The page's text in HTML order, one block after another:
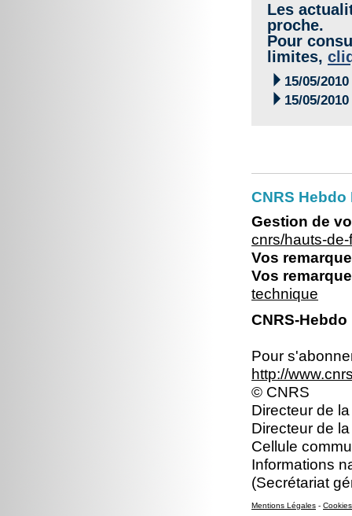
Les
proche.
Pour
limites,
 15/05/2010
 15/05/2010
CNRS
Gestion de
cnrs/hauts-
Vos
Vos
technique
CNRS-
Pour
http://
© CNRS
Directeur de
Directeur de
Cellule
Informations
(Secrétariat
Mentions Légales - Cookies